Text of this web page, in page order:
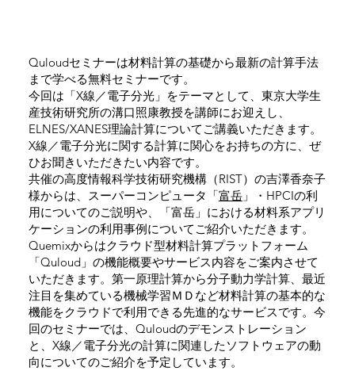
Quloudセミナーは材料計算の基礎から最新の計算手法
まで学べる無料セミナーです。
今回は「X線／電子分光」をテーマとして、東京大学生
産技術研究所の溝口照康教授を講師にお迎えし、
ELNES/XANES理論計算についてご講義いただきます。
X線／電子分光に関する計算に関心をお持ちの方に、ぜ
ひお聞きいただきたい内容です。
共催の高度情報科学技術研究機構（RIST）の吉澤香奈子
様からは、スーパーコンピュータ「富岳」・HPCIの利
用についてのご説明や、「富岳」における材料系アプリ
ケーションの利用事例についてご紹介いただきます。
Quemixからはクラウド型材料計算プラットフォーム
「Quloud」の機能概要やサービス内容をご案内させて
いただきます。第一原理計算から分子動力学計算、最近
注目を集めている機械学習ＭＤなど材料計算の基本的な
機能をクラウドで利用できる先進的なサービスです。今
回のセミナーでは、Quloudのデモンストレーション
と、X線／電子分光の計算に関連したソフトウェアの動
向についてのご紹介を予定しています。